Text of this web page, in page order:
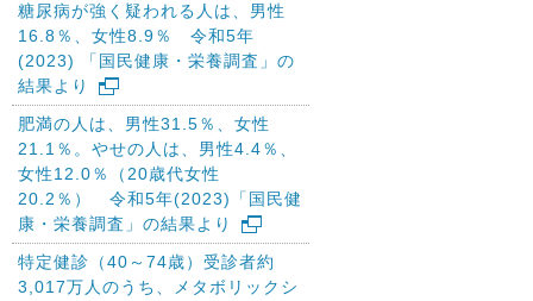
糖尿病が強く疑われる人は、男性
16.8％、女性8.9％ 令和5年
(2023) 「国民健康・栄養調査」の
結果より
肥満の人は、男性31.5％、女性
21.1％。やせの人は、男性4.4％、
女性12.0％（20歳代女性
20.2％） 令和5年(2023)「国民健
康・栄養調査」の結果より
特定健診（40～74歳）受診者約
3,017万人のうち、メタボリックシ